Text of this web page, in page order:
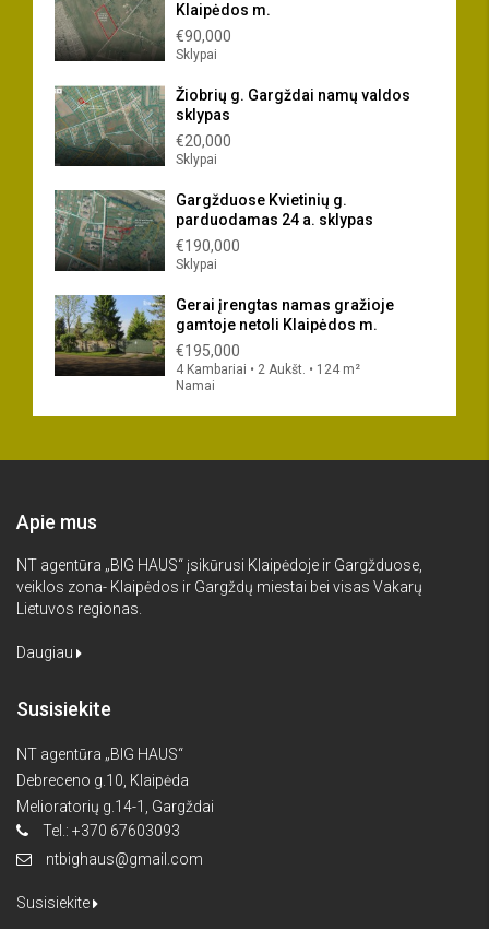
Klaipėdos m.
€90,000
Sklypai
Žiobrių g. Gargždai namų valdos
sklypas
€20,000
Sklypai
Gargžduose Kvietinių g.
parduodamas 24 a. sklypas
€190,000
Sklypai
Gerai įrengtas namas gražioje
gamtoje netoli Klaipėdos m.
€195,000
4 Kambariai • 2 Aukšt. • 124 m²
Namai
Apie mus
NT agentūra „BIG HAUS“ įsikūrusi Klaipėdoje ir Gargžduose,
veiklos zona- Klaipėdos ir Gargždų miestai bei visas Vakarų
Lietuvos regionas.
Daugiau
Susisiekite
NT agentūra „BIG HAUS“
Debreceno g.10, Klaipėda
Melioratorių g.14-1, Gargždai
Tel.: +370 67603093
ntbighaus@gmail.com
Susisiekite